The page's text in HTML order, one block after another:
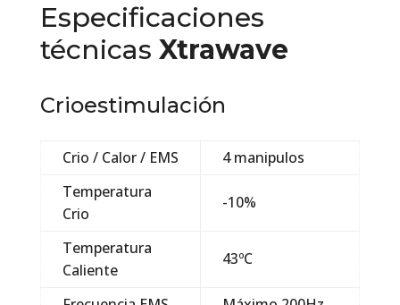
Especificaciones
técnicas Xtrawave
Crioestimulación
Crio / Calor / EMS
4 manipulos
Temperatura
Crio
-10%
Temperatura
Caliente
43ºC